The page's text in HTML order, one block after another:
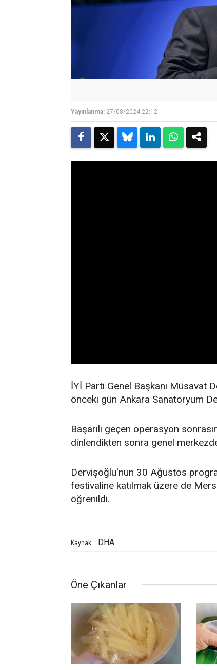
Yayınlanma: 27/08/2024 22:12
İYİ Parti Genel Başkanı Müsavat
önceki gün Ankara Sanatoryum
Başarılı geçen operasyon
dinlendikten sonra genel
Dervişoğlu'nun 30 Ağustos
festivaline katılmak üzere de
öğrenildi.
Kaynak: DHA
Öne Çıkanlar